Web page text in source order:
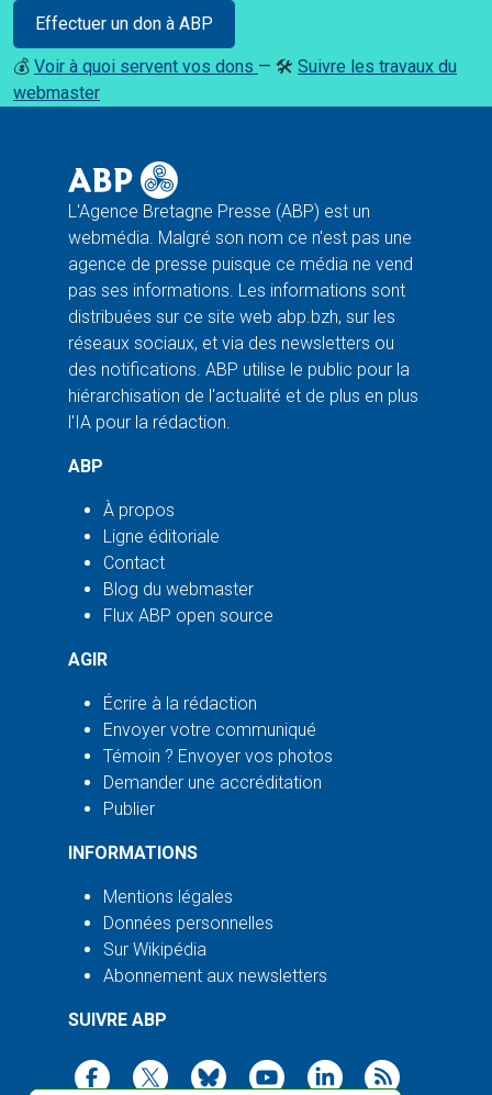
Effectuer un don à ABP
💰 Voir à quoi servent vos dons — 🛠️ Suivre les travaux du
webmaster
L'Agence Bretagne Presse (ABP) est un
webmédia. Malgré son nom ce n'est pas une
agence de presse puisque ce média ne vend
pas ses informations. Les informations sont
distribuées sur ce site web abp.bzh, sur les
réseaux sociaux, et via des newsletters ou
des notifications. ABP utilise le public pour la
hiérarchisation de l'actualité et de plus en plus
l'IA pour la rédaction.
ABP
À propos
Ligne éditoriale
Contact
Blog du webmaster
Flux ABP open source
AGIR
Écrire à la rédaction
Envoyer votre communiqué
Témoin ? Envoyer vos photos
Demander une accréditation
Publier
INFORMATIONS
Mentions légales
Données personnelles
Sur Wikipédia
Abonnement aux newsletters
SUIVRE ABP